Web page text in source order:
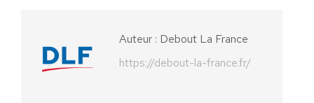
Auteur : Debout La France
https://debout-la-france.fr/